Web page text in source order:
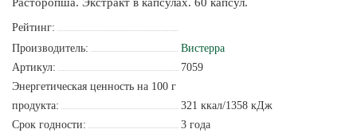
Рейтинг:
Производитель:
Вистерра
Артикул:
7059
Энергетическая ценность на 100 г
продукта:
321 ккал/1358 кДж
Срок годности:
3 года